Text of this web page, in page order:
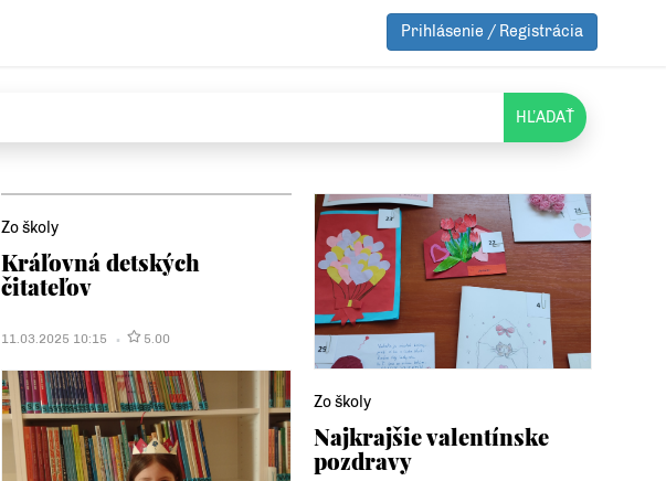
Prihlásenie / Registrácia
HĽADAŤ
Zo školy
Kráľovná detských
čitateľov
11.03.2025 10:15 5.00
Zo školy
Najkrajšie valentínske
pozdravy